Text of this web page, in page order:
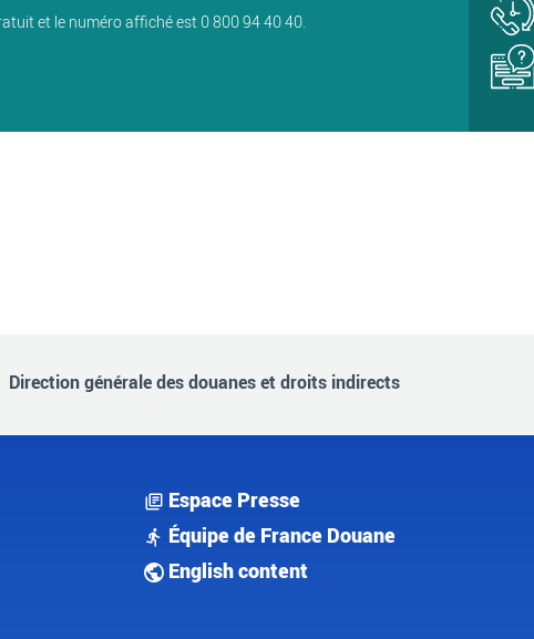
et le numéro affiché est 0 800 94 40 40.
Direction générale des douanes et droits indirects
Espace Presse
Équipe de France Douane
English content